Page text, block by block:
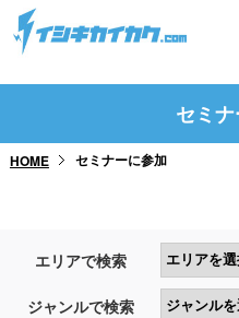
トップページ
研修・ツアーに参加
セミ
HOME セミナーに参加
エリアで検索
ジャンルで検索